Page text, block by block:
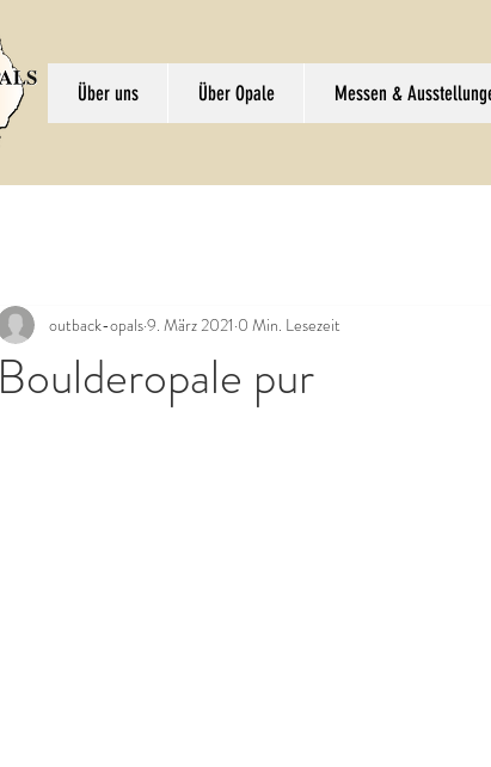
Über uns Über Opale Messen &
Boulderopale pur
outback-opals9. März 2021 0 Min. Lesezeit